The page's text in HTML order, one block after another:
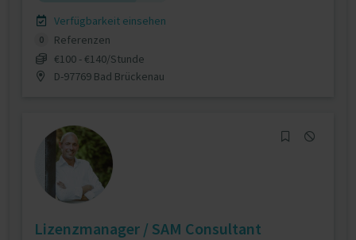
Verfügbarkeit einsehen
0
Referenzen
€100 - €140/Stunde
D-97769 Bad Brückenau
Lizenzmanager / SAM Consultant